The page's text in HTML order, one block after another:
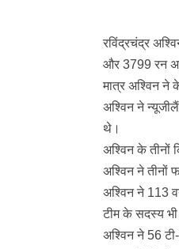
रविंद्रचंद्र
और 3799 रन
मात्र अश्विन
अश्विन ने
थे।
अश्विन के
अश्विन ने तीनों
अश्विन ने 113
टीम के सदस्य
अश्विन ने 56